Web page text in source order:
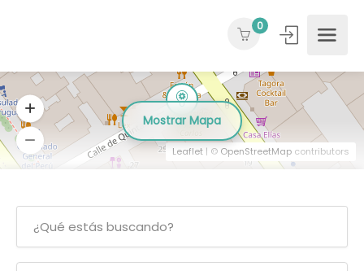
0
Leaflet | © OpenStreetMap contributors
Mostrar Mapa